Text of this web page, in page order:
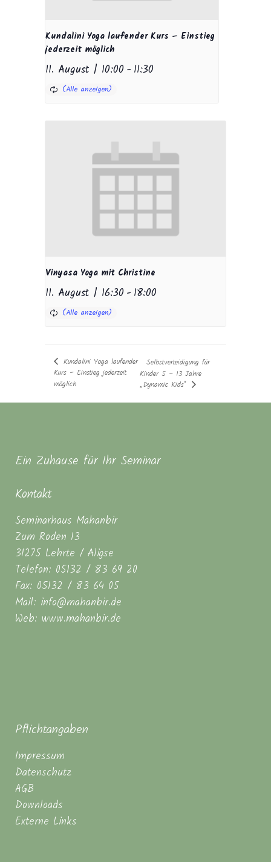
Kundalini Yoga laufender Kurs – Einstieg
jederzeit möglich
11. August | 10:00 -11:30
Vinyasa Yoga mit Christine
11. August | 16:30 -18:00
Kundalini Yoga laufender
Kurs – Einstieg jederzeit
möglich
Selbstverteidigung für
Kinder 5 – 13 Jahre
„Dynamic Kids“
Ein Zuhause für Ihr Seminar
Kontakt
Seminarhaus Mahanbir
Zum Roden 13
31275 Lehrte / Aligse
Telefon: 05132 / 83 69 20
Fax: 05132 / 83 64 05
Mail: info@mahanbir.de
Web: www.mahanbir.de
Pflichtangaben
Impressum
Datenschutz
AGB
Downloads
Externe Links